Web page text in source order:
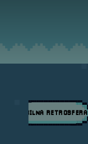
MOBILNA RETROSFERA